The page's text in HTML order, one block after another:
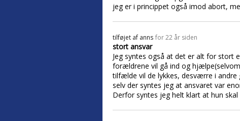
jeg er i princippet også imod abort,
tilføjet af anns for 22 år siden
stort ansvar
Jeg syntes også at det er alt for stort
forældrene vil gå ind og
tilfælde vil de lykkes, desværre i andre
selv der syntes jeg at ansvaret var
Derfor syntes jeg helt klart at hun